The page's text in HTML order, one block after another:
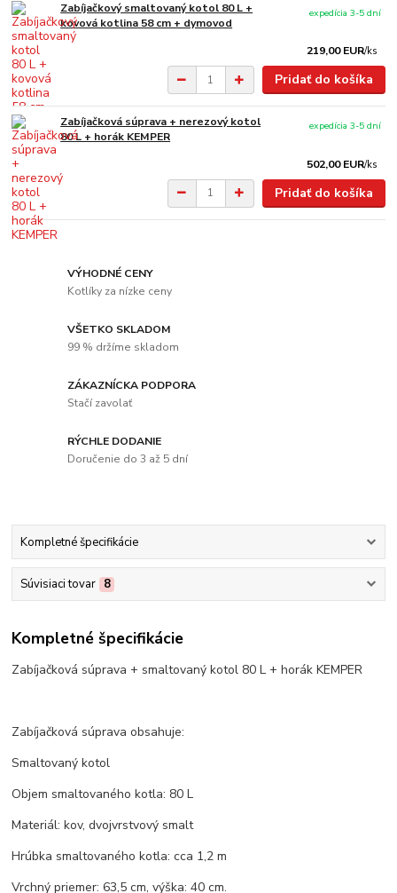
Zabíjačkový smaltovaný kotol 80 L +
kovová kotlina 58 cm + dymovod
219,00 EUR/ks
expedícia 3-5 dní
Pridať do košíka
Zabíjačková súprava + nerezový kotol
80 L + horák KEMPER
502,00 EUR/ks
expedícia 3-5 dní
Pridať do košíka
VÝHODNÉ CENY
Kotlíky za nízke ceny
VŠETKO SKLADOM
99 % držíme skladom
ZÁKAZNÍCKA PODPORA
Stačí zavolať
RÝCHLE DODANIE
Doručenie do 3 až 5 dní
Kompletné špecifikácie
Súvisiaci tovar 8
Kompletné špecifikácie
Zabíjačková súprava + smaltovaný kotol 80 L + horák KEMPER
Zabíjačková súprava obsahuje:
Smaltovaný kotol
Objem smaltovaného kotla: 80 L
Materiál: kov, dvojvrstvový smalt
Hrúbka smaltovaného kotla: cca 1,2 m
Vrchný priemer: 63,5 cm, výška: 40 cm.